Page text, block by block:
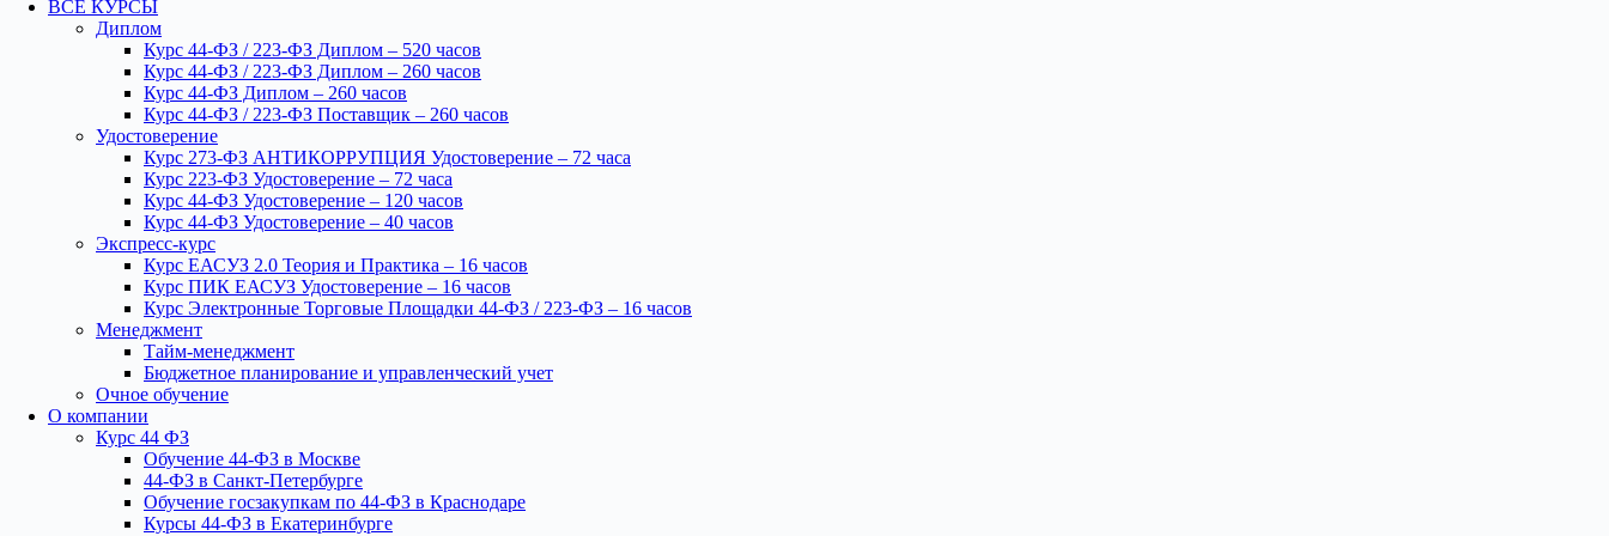
ВСЕ КУРСЫ
Диплом
Курс 44-ФЗ / 223-ФЗ Диплом – 520 часов
Курс 44-ФЗ / 223-ФЗ Диплом – 260 часов
Курс 44-ФЗ Диплом – 260 часов
Курс 44-ФЗ / 223-ФЗ Поставщик – 260 часов
Удостоверение
Курс 273-ФЗ АНТИКОРРУПЦИЯ Удостоверение – 72 часа
Курс 223-ФЗ Удостоверение – 72 часа
Курс 44-ФЗ Удостоверение – 120 часов
Курс 44-ФЗ Удостоверение – 40 часов
Экспресс-курс
Курс ЕАСУЗ 2.0 Теория и Практика – 16 часов
Курс ПИК ЕАСУЗ Удостоверение – 16 часов
Курс Электронные Торговые Площадки 44-ФЗ / 223-ФЗ – 16 часов
Менеджмент
Тайм-менеджмент
Бюджетное планирование и управленческий учет
Очное обучение
О компании
Курс 44 ФЗ
Обучение 44-ФЗ в Москве
44-ФЗ в Санкт-Петербурге
Обучение госзакупкам по 44-ФЗ в Краснодаре
Курсы 44-ФЗ в Екатеринбурге